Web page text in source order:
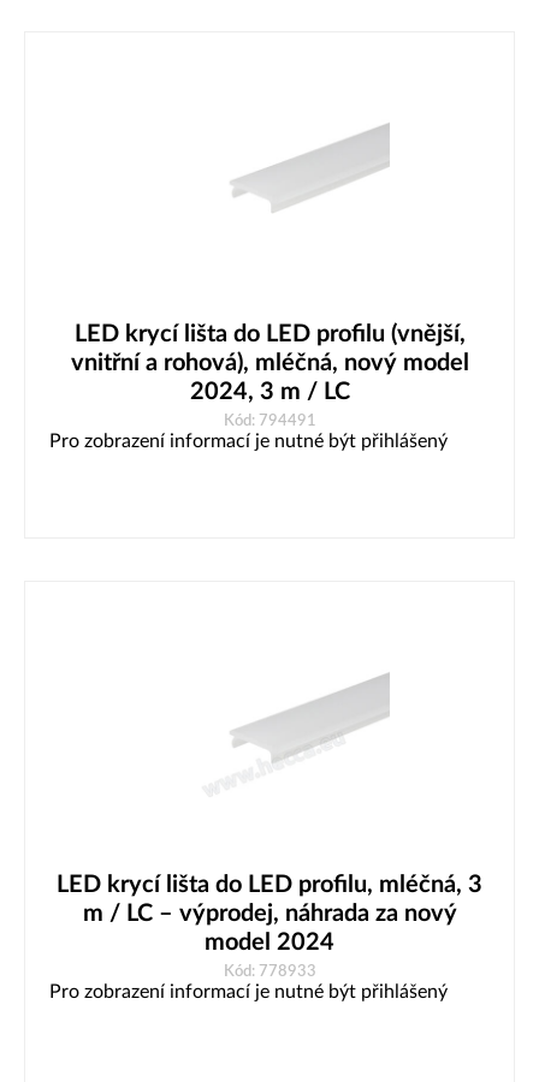
LED krycí lišta do LED profilu (vnější,
vnitřní a rohová), mléčná, nový model
2024, 3 m / LC
Kód: 794491
Pro zobrazení informací je nutné být přihlášený
LED krycí lišta do LED profilu, mléčná, 3
m / LC – výprodej, náhrada za nový
model 2024
Kód: 778933
Pro zobrazení informací je nutné být přihlášený